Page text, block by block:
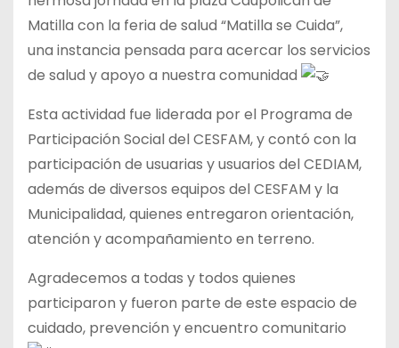
Matilla con la feria de salud “Matilla se Cuida”,
una instancia pensada para acercar los servicios
de salud y apoyo a nuestra comunidad
Esta actividad fue liderada por el Programa de
Participación Social del CESFAM, y contó con la
participación de usuarias y usuarios del CEDIAM,
además de diversos equipos del CESFAM y la
Municipalidad, quienes entregaron orientación,
atención y acompañamiento en terreno.
Agradecemos a todas y todos quienes
participaron y fueron parte de este espacio de
cuidado, prevención y encuentro comunitario